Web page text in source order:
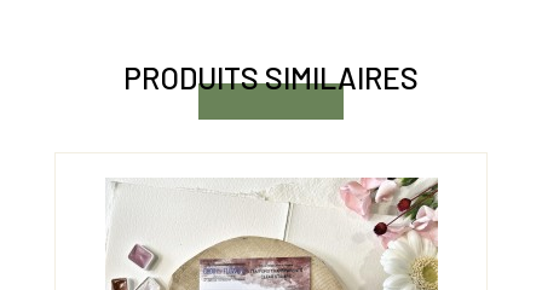
PRODUITS SIMILAIRES